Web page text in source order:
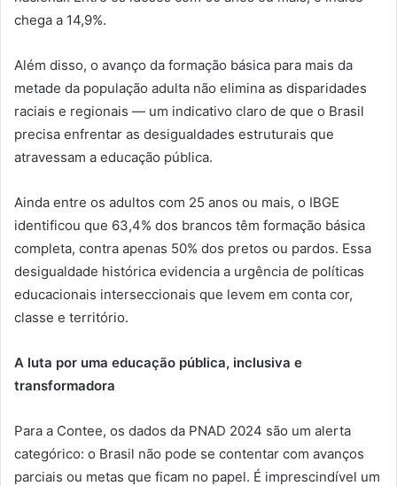
chega a 14,9%.
Além disso, o avanço da formação básica para mais da
metade da população adulta não elimina as disparidades
raciais e regionais — um indicativo claro de que o Brasil
precisa enfrentar as desigualdades estruturais que
atravessam a educação pública.
Ainda entre os adultos com 25 anos ou mais, o IBGE
identificou que 63,4% dos brancos têm formação básica
completa, contra apenas 50% dos pretos ou pardos. Essa
desigualdade histórica evidencia a urgência de políticas
educacionais interseccionais que levem em conta cor,
classe e território.
A luta por uma educação pública, inclusiva e
transformadora
Para a Contee, os dados da PNAD 2024 são um alerta
categórico: o Brasil não pode se contentar com avanços
parciais ou metas que ficam no papel. É imprescindível um